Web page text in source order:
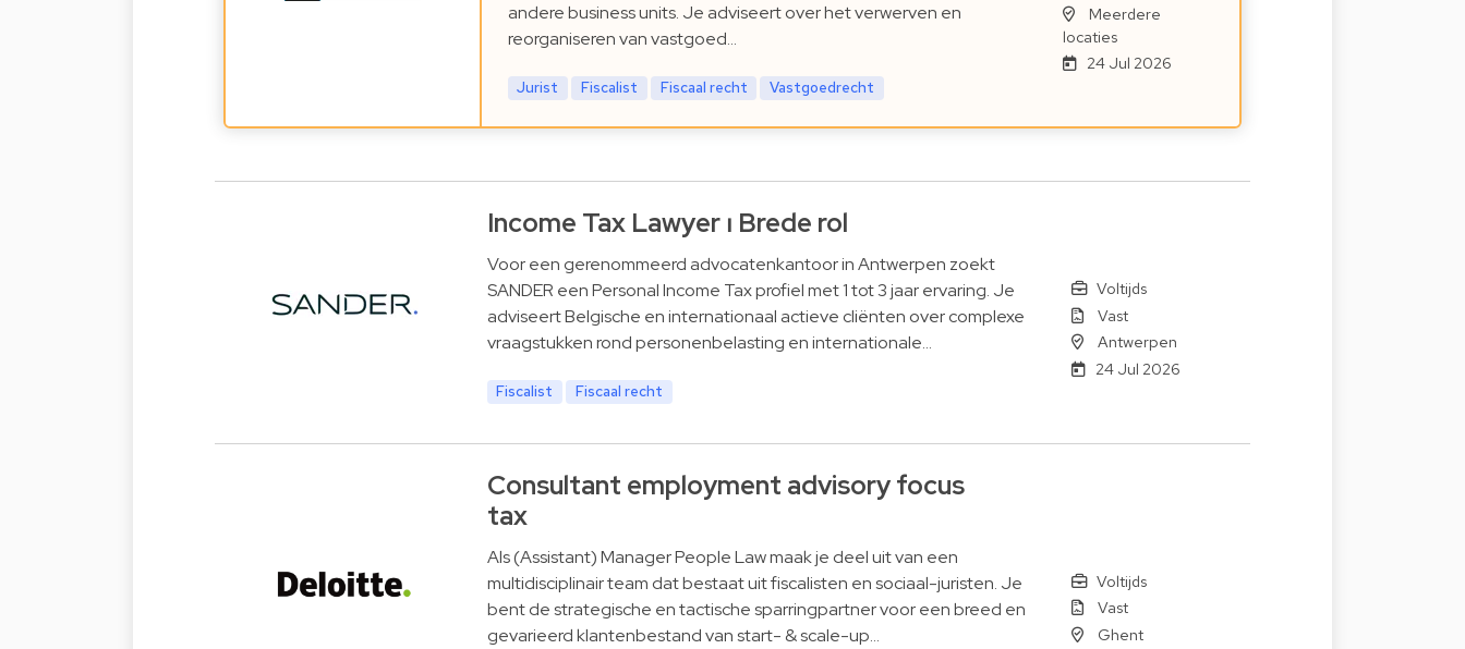
andere business units. Je adviseert over het verwerven en
reorganiseren van vastgoed…
Jurist Fiscalist Fiscaal recht Vastgoedrecht
Meerdere
locaties
24 Jul 2026
Income Tax Lawyer ⏐ Brede rol
Voor een gerenommeerd advocatenkantoor in Antwerpen zoekt
SANDER een Personal Income Tax profiel met 1 tot 3 jaar ervaring. Je
adviseert Belgische en internationaal actieve cliënten over complexe
vraagstukken rond personenbelasting en internationale…
Fiscalist Fiscaal recht
Voltijds
Vast
Antwerpen
24 Jul 2026
Consultant employment advisory focus
tax
Als (Assistant) Manager People Law maak je deel uit van een
multidisciplinair team dat bestaat uit fiscalisten en sociaal-juristen. Je
bent de strategische en tactische sparringpartner voor een breed en
gevarieerd klantenbestand van start- & scale-up…
Voltijds
Vast
Ghent